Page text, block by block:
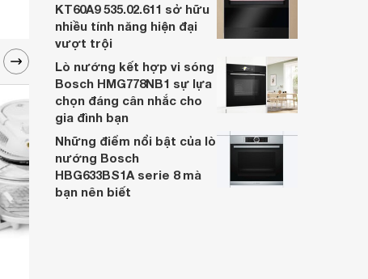
KT60A9 535.02.611 sở hữu
nhiều tính năng hiện đại
vượt trội
Lò nướng kết hợp vi sóng
Bosch HMG778NB1 sự lựa
chọn đáng cân nhắc cho
gia đình bạn
Những điểm nổi bật của lò
nướng Bosch
HBG633BS1A serie 8 mà
bạn nên biết